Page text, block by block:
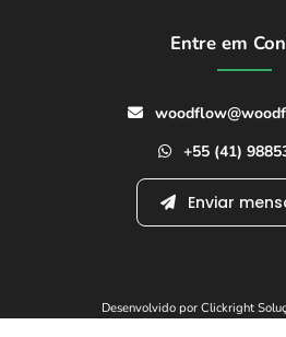
Entre em
+55 (41)
Enviar
Desenvolvido por Clickright